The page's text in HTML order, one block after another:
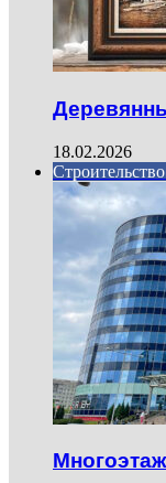
18.02.2026